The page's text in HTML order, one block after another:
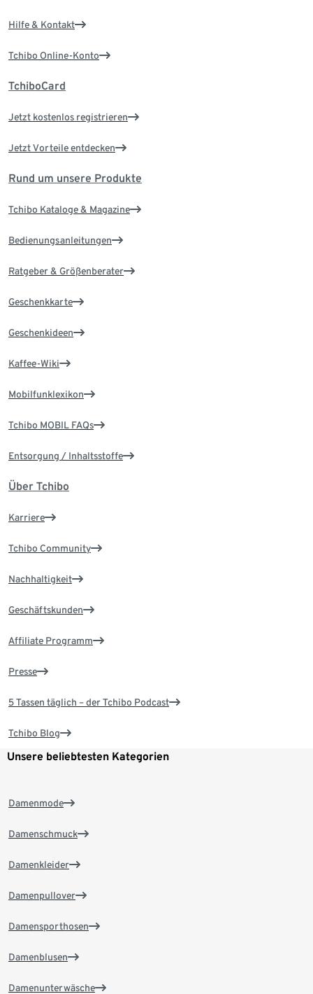
Hilfe & Kontakt
Tchibo Online-Konto
TchiboCard
Jetzt kostenlos registrieren
Jetzt Vorteile entdecken
Rund um unsere Produkte
Tchibo Kataloge & Magazine
Bedienungsanleitungen
Ratgeber & Größenberater
Geschenkkarte
Geschenkideen
Kaffee-Wiki
Mobilfunklexikon
Tchibo MOBIL FAQs
Entsorgung / Inhaltsstoffe
Über Tchibo
Karriere
Tchibo Community
Nachhaltigkeit
Geschäftskunden
Affiliate Programm
Presse
5 Tassen täglich – der Tchibo Podcast
Tchibo Blog
Unsere beliebtesten Kategorien
Damenmode
Damenschmuck
Damenkleider
Damenpullover
Damensporthosen
Damenblusen
Damenunterwäsche